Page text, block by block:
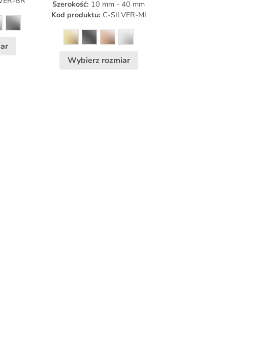
119,90 zł 84,90 zł
do
119,90 zł
Szerokość: 10 mm - 40 mm
Kod produktu: C-SILVER-MI
Wybierz rozmiar
można
wybrać
na
stronie